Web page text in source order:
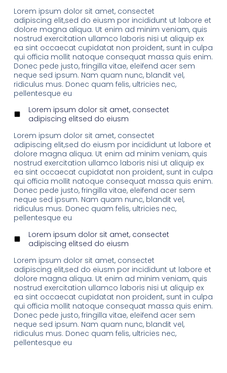
Lorem ipsum dolor sit amet, consectet
adipiscing elit,sed do eiusm por incididunt ut labore et
dolore magna aliqua. Ut enim ad minim veniam, quis
nostrud exercitation ullamco laboris nisi ut aliquip ex
ea sint occaecat cupidatat non proident, sunt in culpa
qui officia mollit natoque consequat massa quis enim.
Donec pede justo, fringilla vitae, eleifend acer sem
neque sed ipsum. Nam quam nunc, blandit vel,
ridiculus mus. Donec quam felis, ultricies nec,
pellentesque eu
Lorem ipsum dolor sit amet, consectet
adipiscing elitsed do eiusm
Lorem ipsum dolor sit amet, consectet
adipiscing elit,sed do eiusm por incididunt ut labore et
dolore magna aliqua. Ut enim ad minim veniam, quis
nostrud exercitation ullamco laboris nisi ut aliquip ex
ea sint occaecat cupidatat non proident, sunt in culpa
qui officia mollit natoque consequat massa quis enim.
Donec pede justo, fringilla vitae, eleifend acer sem
neque sed ipsum. Nam quam nunc, blandit vel,
ridiculus mus. Donec quam felis, ultricies nec,
pellentesque eu
Lorem ipsum dolor sit amet, consectet
adipiscing elitsed do eiusm
Lorem ipsum dolor sit amet, consectet
adipiscing elit,sed do eiusm por incididunt ut labore et
dolore magna aliqua. Ut enim ad minim veniam, quis
nostrud exercitation ullamco laboris nisi ut aliquip ex
ea sint occaecat cupidatat non proident, sunt in culpa
qui officia mollit natoque consequat massa quis enim.
Donec pede justo, fringilla vitae, eleifend acer sem
neque sed ipsum. Nam quam nunc, blandit vel,
ridiculus mus. Donec quam felis, ultricies nec,
pellentesque eu